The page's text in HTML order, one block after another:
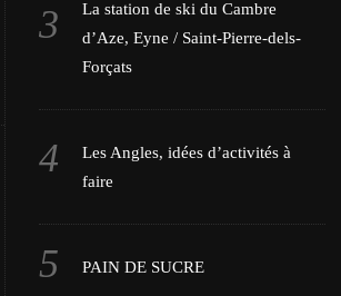
La station de ski du Cambre
d’Aze, Eyne / Saint-Pierre-dels-
Forçats
Les Angles, idées d’activités à
faire
PAIN DE SUCRE